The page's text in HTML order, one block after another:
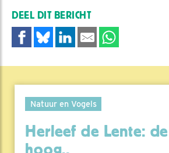
DEEL DIT BERICHT
Natuur en Vogels
Herleef de Lente: